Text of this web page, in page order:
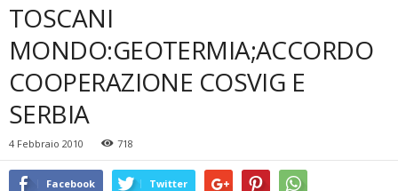
TOSCANI
MONDO:GEOTERMIA;ACCORDO
COOPERAZIONE COSVIG E
SERBIA
4 Febbraio 2010 718
Facebook Twitter